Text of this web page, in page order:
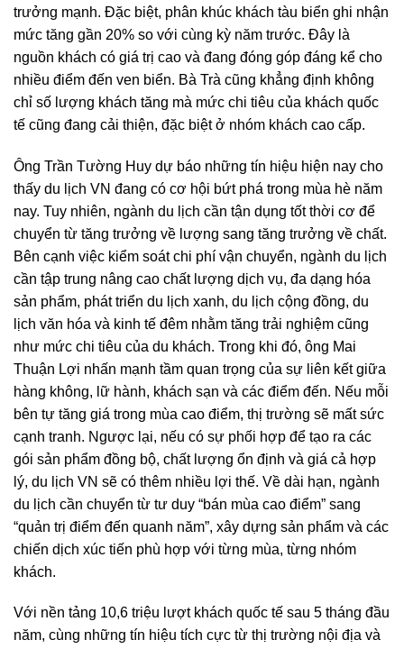
trưởng mạnh. Đặc biệt, phân khúc khách tàu biển ghi nhận
mức tăng gần 20% so với cùng kỳ năm trước. Đây là
nguồn khách có giá trị cao và đang đóng góp đáng kể cho
nhiều điểm đến ven biển. Bà Trà cũng khẳng định không
chỉ số lượng khách tăng mà mức chi tiêu của khách quốc
tế cũng đang cải thiện, đặc biệt ở nhóm khách cao cấp.
Ông Trần Tường Huy dự báo những tín hiệu hiện nay cho
thấy du lịch VN đang có cơ hội bứt phá trong mùa hè năm
nay. Tuy nhiên, ngành du lịch cần tận dụng tốt thời cơ để
chuyển từ tăng trưởng về lượng sang tăng trưởng về chất.
Bên cạnh việc kiểm soát chi phí vận chuyển, ngành du lịch
cần tập trung nâng cao chất lượng dịch vụ, đa dạng hóa
sản phẩm, phát triển du lịch xanh, du lịch cộng đồng, du
lịch văn hóa và kinh tế đêm nhằm tăng trải nghiệm cũng
như mức chi tiêu của du khách. Trong khi đó, ông Mai
Thuận Lợi nhấn mạnh tầm quan trọng của sự liên kết giữa
hàng không, lữ hành, khách sạn và các điểm đến. Nếu mỗi
bên tự tăng giá trong mùa cao điểm, thị trường sẽ mất sức
cạnh tranh. Ngược lại, nếu có sự phối hợp để tạo ra các
gói sản phẩm đồng bộ, chất lượng ổn định và giá cả hợp
lý, du lịch VN sẽ có thêm nhiều lợi thế. Về dài hạn, ngành
du lịch cần chuyển từ tư duy “bán mùa cao điểm” sang
“quản trị điểm đến quanh năm”, xây dựng sản phẩm và các
chiến dịch xúc tiến phù hợp với từng mùa, từng nhóm
khách.
Với nền tảng 10,6 triệu lượt khách quốc tế sau 5 tháng đầu
năm, cùng những tín hiệu tích cực từ thị trường nội địa và